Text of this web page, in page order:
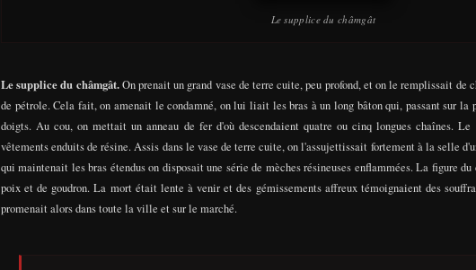
Le supplice du châmgât
Le supplice du châmgât.On prenait un grand vase de terre cuite, peu profond, et on le remplissait de
de pétrole. Cela fait, on amenait le condamné, on lui liait les bras à un long bâton qui, passant sur
doigts. Au cou, on mettait un anneau de fer d'où descendaient quatre ou cinq longues chaînes.
vêtements enduits de résine. Assis dans le vase de terre cuite, on l'assujettissait fortement à la selle
qui maintenait les bras étendus on disposait une série de mèches résineuses enflammées. La figure
poix et de goudron. La mort était lente à venir et des gémissements affreux témoignaient des
promenait alors dans toute la ville et sur le marché.